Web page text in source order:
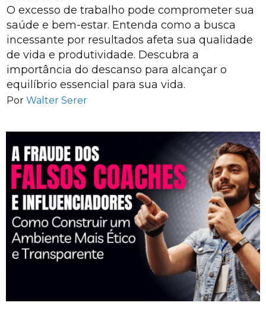
O excesso de trabalho pode comprometer sua
saúde e bem-estar. Entenda como a busca
incessante por resultados afeta sua qualidade
de vida e produtividade. Descubra a
importância do descanso para alcançar o
equilíbrio essencial para sua vida.
Por Walter Serer